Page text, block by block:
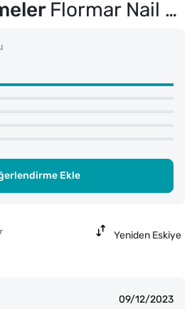
Flormar Nail Enamel Yoğun Pigmentli Parlak Oje No: 452 Marine Lover
Ekle
Yeniden Eskiye
09/12/2023